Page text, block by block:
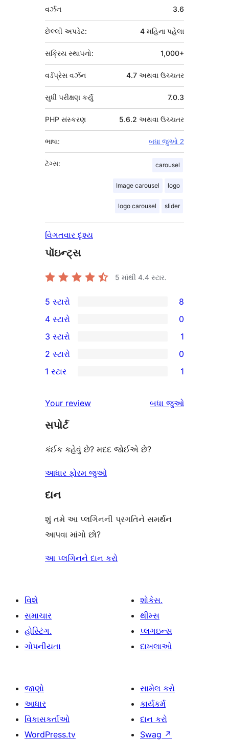
મેટા
વર્ઝન 3.6
છેલ્લી અપડેટ: 4 મહિના પહેલા
સક્રિય સ્થાપનો: 1,000+
વર્ડપ્રેસ વર્ઝન 4.7 અથવા ઉચ્ચતર
7.0.3
સુધી પરીક્ષણ કર્યું
PHP સંસ્કરણ 5.6.2 અથવા ઉચ્ચતર
ભાષા: બધા જુઓ 2
ટૅગ્સ: carousel
Image carousel logo
logo carousel slider
વિગતવાર દૃશ્ય
પૉઇન્ટ્સ
5 માંથી 4.4 સ્ટાર.
8
5-
સ્ટાર
સમીક્ષાઓ
5 સ્ટારો 8
4-
સ્ટાર
સમીક્ષાઓ
4 સ્ટારો 0
1
3-
સ્ટાર
3 સ્ટારો 1
2-
સમીક્ષાઓ
2 સ્ટારો 0
સ્ટાર
સમીક્ષા
1 સ્ટાર 1
Your review બધા સમીક્ષાઓ
જુઓ
સપોર્ટ
કંઈક કહેવું છે? મદદ જોઈએ છે?
આધાર ફોરમ જુઓ
દાન
શું તમે આ પ્લગિનની પ્રગતિને સમર્થન
આપવા માંગો છો?
આ પ્લગિનને દાન કરો
વિશે
સમાચાર
હોસ્ટિંગ.
ગોપનીયતા
શોકેસ.
થીમ્સ
પ્લગઇન્સ
દાખલાઓ
જાણો
આધાર
વિકાસકર્તાઓ
WordPress.tv
સામેલ કરો
કાર્યકર્મ
દાન કરો
Swag ↗